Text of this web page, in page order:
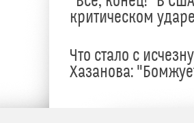
критическом
Что стало с
Хазанова: